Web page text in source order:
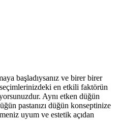
başladıysanız ve birer birer
seçimlerinizdeki en etkili faktörün
Aynı etken düğün
pastanızı düğün konseptinize
uyum ve estetik açıdan